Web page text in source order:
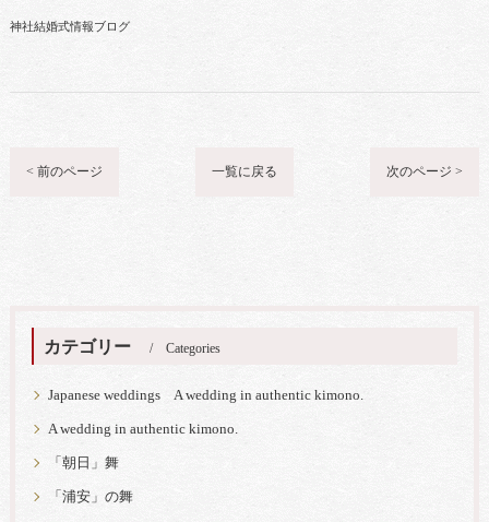
神社結婚式情報ブログ
< 前のページ 一覧に戻る 次のページ >
カテゴリー Categories
Japanese weddings A wedding in authentic kimono.
A wedding in authentic kimono.
「朝日」舞
「浦安」の舞